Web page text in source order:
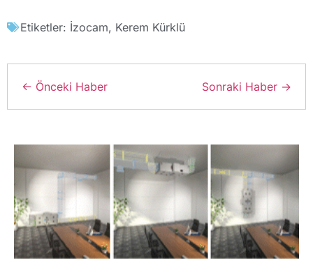
Etiketler: İzocam, Kerem Kürklü
← Önceki Haber Sonraki Haber →